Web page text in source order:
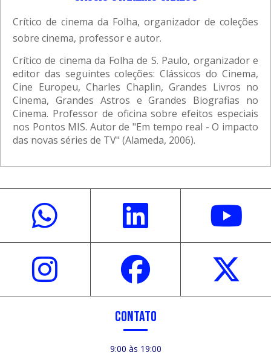
Crítico de cinema da Folha, organizador de coleções
sobre cinema, professor e autor.
Crítico de cinema da Folha de S. Paulo, organizador e
editor das seguintes coleções: Clássicos do Cinema,
Cine Europeu, Charles Chaplin, Grandes Livros no
Cinema, Grandes Astros e Grandes Biografias no
Cinema. Professor de oficina sobre efeitos especiais
nos Pontos MIS. Autor de "Em tempo real - O impacto
das novas séries de TV" (Alameda, 2006).
CONTATO
9:00 às 19:00